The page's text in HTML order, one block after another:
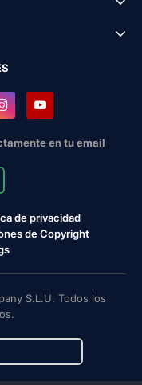
en tu email
de privacidad
de Copyright
S.L.U. Todos los